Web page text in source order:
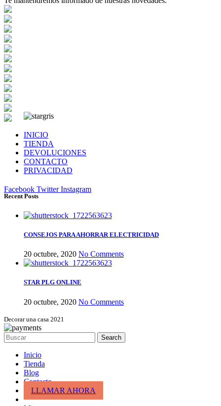
INICIO
TIENDA
DEVOLUCIONES
CONTACTO
PRIVACIDAD
Facebook Twitter Instagram
Recent Posts
CONSEJOS PARA AHORRAR ELECTRICIDAD
20 octubre, 2020 No Comments
STAR PLG ONLINE
20 octubre, 2020 No Comments
Decorar una casa 2021
Search
Inicio
Tienda
Blog
Contacto
LLAMAR AHORA